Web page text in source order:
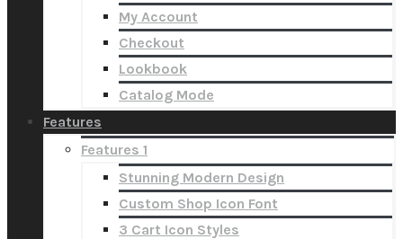
My Account
Checkout
Lookbook
Catalog Mode
Features
Features 1
Stunning Modern Design
Custom Shop Icon Font
3 Cart Icon Styles